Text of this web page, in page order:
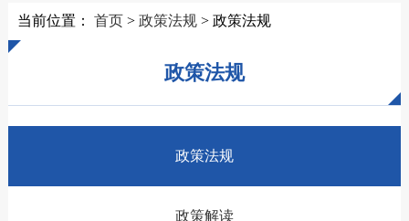
当前位置： 首页> 政策法规> 政策法规
政策法规
政策法规
政策解读